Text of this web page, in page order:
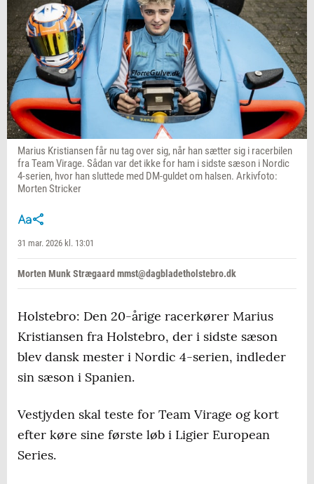
Marius Kristiansen får nu tag over sig, når han sætter sig i racerbilen
fra Team Virage. Sådan var det ikke for ham i sidste sæson i Nordic
4-serien, hvor han sluttede med DM-guldet om halsen. Arkivfoto:
Morten Stricker
31 mar. 2026 kl. 13:01
Morten Munk Strægaard mmst@dagbladetholstebro.dk
Holstebro: Den 20-årige racerkører Marius
Kristiansen fra Holstebro, der i sidste sæson
blev dansk mester i Nordic 4-serien, indleder
sin sæson i Spanien.
Vestjyden skal teste for Team Virage og kort
efter køre sine første løb i Ligier European
Series.